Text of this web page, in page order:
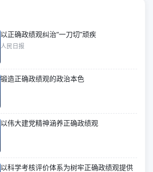
以正确政绩观纠治“一刀切”顽疾
人民日报
锻造正确政绩观的政治本色
以伟大建党精神涵养正确政绩观
以科学考核评价体系为树牢正确政绩观提供